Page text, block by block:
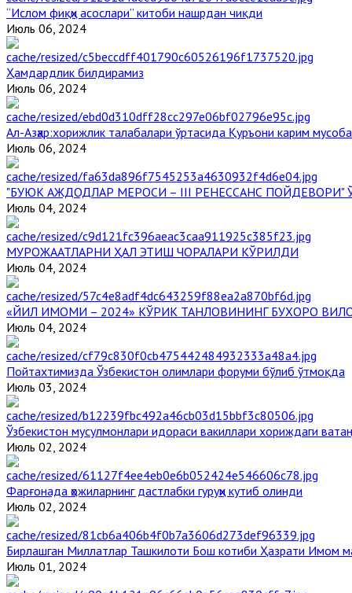
“Ислом фиқҳи асослари” китоби нашрдан чиқди
Июль 06, 2024
Ҳамдардлик билдирамиз
Июль 06, 2024
Aл-Aзҳар:хорижлик талабалари ўртасида Қуръони карим
Июль 06, 2024
"БУЮК АЖДОДЛАР МЕРОСИ – III РЕНЕССАНС
Июль 04, 2024
МУРОЖААТЛАРНИ ҲАЛ ЭТИШ ЧОРАЛАРИ КЎРИЛДИ
Июль 04, 2024
«ЙИЛ ИМОМИ – 2024» КЎРИК ТАНЛОВИНИНГ БУХОРО
Июль 04, 2024
Пойтахтимизда Ўзбекистон олимлари форуми бўлиб ўтмоқда
Июль 03, 2024
Ўзбекистон мусулмонлари идораси вакиллари хориждаги
Июль 02, 2024
Фарғонада ҳожиларнинг дастлабки гуруҳи кутиб олинди
Июль 02, 2024
Бирлашган Миллатлар Ташкилоти Бош котиби Ҳазрати Имом
Июль 01, 2024